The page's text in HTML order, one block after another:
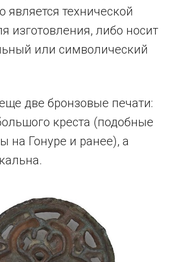
является технической
изготовления, либо носит
или символический
две бронзовые печати:
креста (подобные
на Гонуре и ранее), а